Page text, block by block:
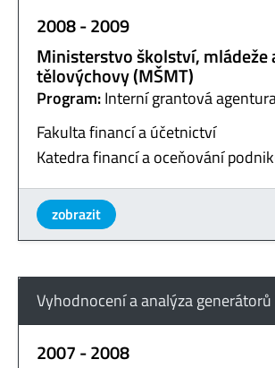
2008 - 2009
Ministerstvo školství, mládeže
tělovýchovy (MŠMT)
Program:Interní grantová
Fakulta financí a účetnictví
Katedra financí a oceňování
zobrazit
Vyhodnocení a analýza
2007 - 2008